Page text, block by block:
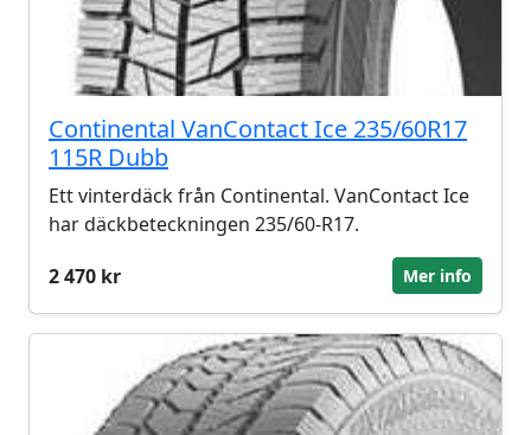
Continental VanContact Ice 235/60R17
115R Dubb
Ett vinterdäck från Continental. VanContact Ice
har däckbeteckningen 235/60-R17.
2 470 kr
Mer info